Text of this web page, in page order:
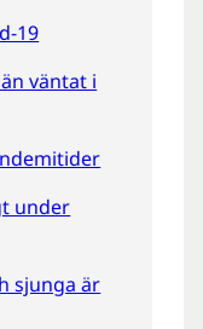
19
väntat i
under
sjunga är